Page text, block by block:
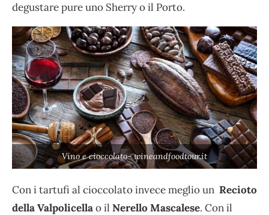
degustare pure uno Sherry o il Porto.
Vino e cioccolato- wineandfoodtour.it
Con i tartufi al cioccolato invece meglio un Recioto
della Valpolicellao il Nerello Mascalese. Con il